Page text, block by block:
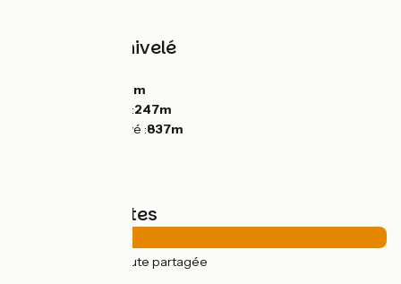
Pentes et dénivelé
1073m
Point le plus bas :247m
Point le plus élevé :837m
Types de routes
(100%) Route partagée